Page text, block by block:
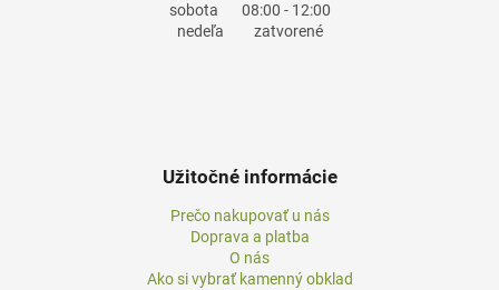
sobota 08:00 - 12:00
nedeľa zatvorené
Užitočné informácie
Prečo nakupovať u nás
Doprava a platba
O nás
Ako si vybrať kamenný obklad